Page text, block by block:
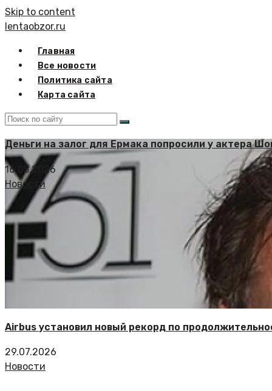
Skip to content
lentaobzor.ru
Главная
Все новости
Политика сайта
Карта сайта
Деньги на залог для Ермака попросили у актера
16.05.2026
Новости
Airbus установил новый рекорд по
29.07.2026
Новости